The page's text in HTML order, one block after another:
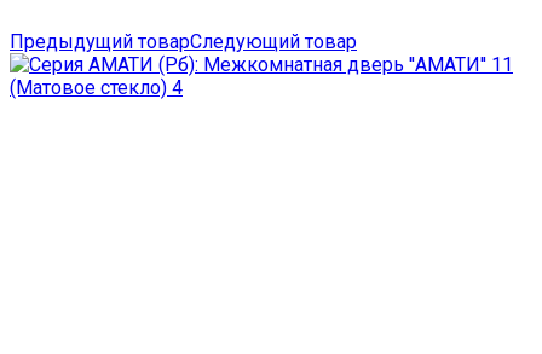
Предыдущий товарСледующий товар